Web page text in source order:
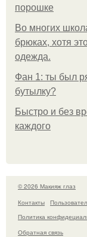
порошке
Во многих
брюках, хотя
одежда.
Фан 1: ты был
бутылку?
Быстро и без
каждого
© 2026 Макияж глаз
Контакты
Политика
Обратная связь